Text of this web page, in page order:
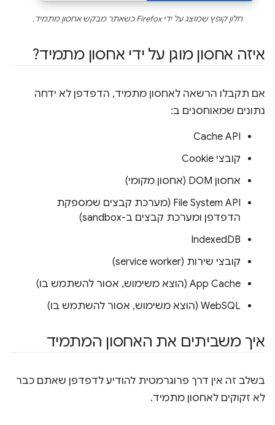
חלון קופץ שמוצג על ידי Firefox כשאתר מבקש אחסון מתמיד.
איזה אחסון מוגן על ידי אחסון מתמיד?
אם תקבלו הרשאה לאחסון מתמיד, הדפדפן לא ידחה
נתונים שמאוחסנים ב:
Cache API
קובצי Cookie
אחסון DOM (אחסון מקומי)
File System API (מערכת קבצים שמספקת
הדפדפן ומערכת קבצים ב-sandbox)
IndexedDB
קובצי שירות (service worker)
App Cache (הוצא משימוש, אסור להשתמש בו)
WebSQL (הוצא משימוש, אסור להשתמש בו)
איך משביתים את האחסון המתמיד
בשלב זה אין דרך פרוגרמטית להודיע לדפדפן שאתם כבר
לא זקוקים לאחסון מתמיד.